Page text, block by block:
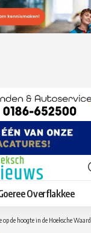
Overflakkee
de hoogte in de Hoeksche Waard